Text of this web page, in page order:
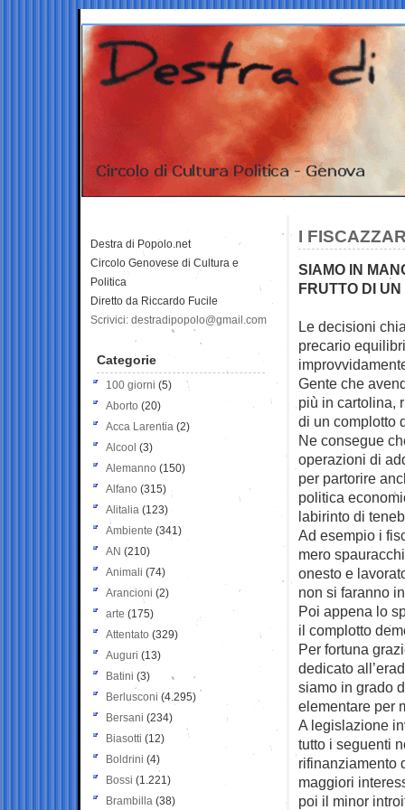
I
SIAMO IN
FRUTTO DI
Le decisioni
precario
Gente che
più in cartolina,
di un complotto
Ne consegue
operazioni di
per partorire
politica
labirinto di
Ad esempio i
mero
onesto e
non si faranno
Poi appena lo
il complotto
Per fortuna
dedicato
siamo in grado
elementare per
A legislazione
tutto i seguenti
rifinanziamento
maggiori
poi il minor
Destra di Popolo.net
Circolo Genovese di Cultura e
Politica
Diretto da Riccardo Fucile
Scrivici: destradipopolo@gmail.com
Categorie
100 giorni (5)
Aborto (20)
Acca Larentia (2)
Alcool (3)
Alemanno (150)
Alfano (315)
Alitalia (123)
Ambiente (341)
AN (210)
Animali (74)
Arancioni (2)
arte (175)
Attentato (329)
Auguri (13)
Batini (3)
Berlusconi (4.295)
Bersani (234)
Biasotti (12)
Boldrini (4)
Bossi (1.221)
Brambilla (38)